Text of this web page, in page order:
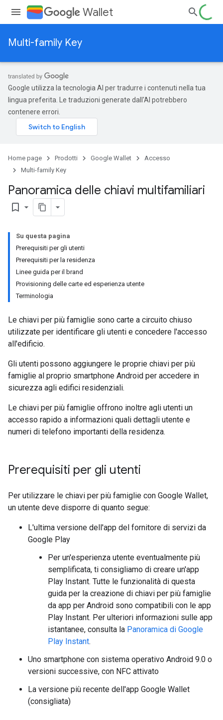
Wallet
Multi-family Key
Google utilizza la tecnologia AI per tradurre i contenuti nella tua
lingua preferita. Le traduzioni generate dall'AI potrebbero
contenere errori.
Home page Prodotti Google Wallet
Accesso
Multi-family Key
Panoramica delle chiavi multifamiliari
bookmark_border
Su questa pagina
Prerequisiti per gli utenti
Prerequisiti per la residenza
Linee guida per il brand
Provisioning delle carte ed esperienza utente
Terminologia
Le chiavi per più famiglie sono carte a circuito chiuso
utilizzate per identificare gli utenti e concedere l'accesso
all'edificio.
Gli utenti possono aggiungere le proprie chiavi per più
famiglie al proprio smartphone Android per accedere in
sicurezza agli edifici residenziali.
Le chiavi per più famiglie offrono inoltre agli utenti un
accesso rapido a informazioni quali dettagli utente e
numeri di telefono importanti della residenza.
Prerequisiti per gli utenti
Per utilizzare le chiavi per più famiglie con Google Wallet,
un utente deve disporre di quanto segue:
L'ultima versione dell'app del fornitore di servizi da
Google Play
Per un'esperienza utente eventualmente più
semplificata, ti consigliamo di creare un'app
Play Instant. Tutte le funzionalità di questa
guida per la creazione di chiavi per più famiglie
da app per Android sono compatibili con le app
Play Instant. Per ulteriori informazioni sulle app
istantanee, consulta la Panoramica di Google
Play Instant.
Uno smartphone con sistema operativo Android 9.0 o
versioni successive, con NFC attivato
La versione più recente dell'app Google Wallet
(consigliata)